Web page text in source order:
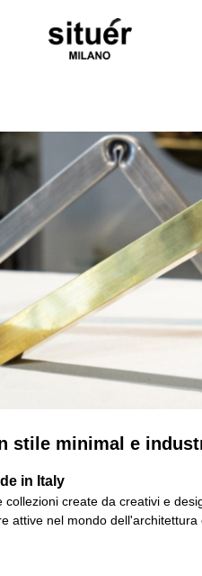
stile minimal e
in Italy
collezioni create da creativi e
attive nel mondo